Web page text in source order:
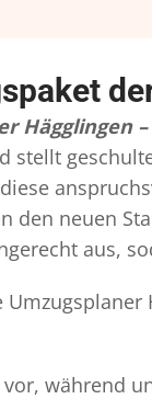
Hägglingen –
stellt
den neuen
aus,
vor, während